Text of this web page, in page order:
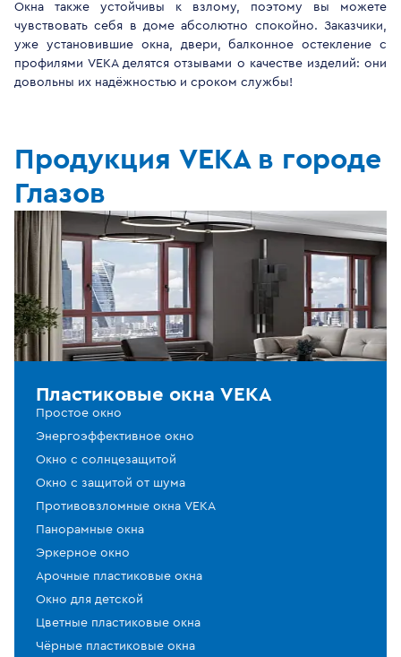
Окна также устойчивы к взлому, поэтому вы можете
чувствовать себя в доме абсолютно спокойно. Заказчики,
уже установившие окна, двери, балконное остекление с
профилями VEKA делятся отзывами о качестве изделий: они
довольны их надёжностью и сроком службы!
Продукция VEKA в городе
Глазов
Пластиковые окна VEKA
Простое окно
Энергоэффективное окно
Окно с солнцезащитой
Окно с защитой от шума
Противовзломные окна VEKA
Панорамные окна
Эркерное окно
Арочные пластиковые окна
Окно для детской
Цветные пластиковые окна
Чёрные пластиковые окна